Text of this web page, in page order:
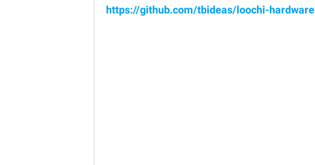
https://github.com/tbideas/loochi-hardware